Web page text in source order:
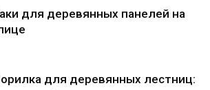
для деревянных панелей на
для деревянных лестниц: